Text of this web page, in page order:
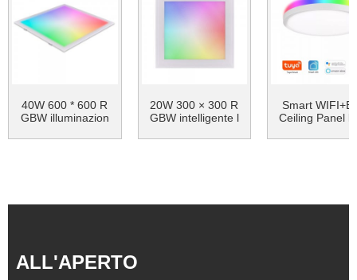
40W 600 * 600 R
GBW illuminazion
etooth ...
20W 300 × 300 R
GBW intelligente l
d colorato ...
Smart
Ceiling Panel
ALL'APERTO